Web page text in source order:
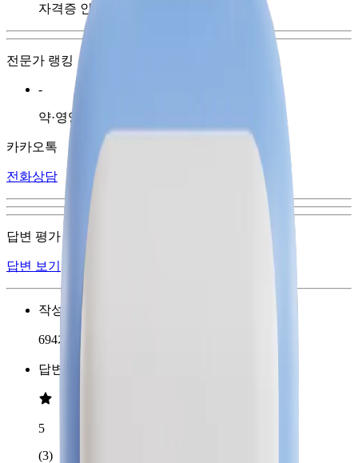
자격증 인증
전문가 랭킹
-
약·영양제 분야
카카오톡
전화상담
답변 평가
답변 보기
작성한 답변 갯수
694개
답변 평점
5
(3)